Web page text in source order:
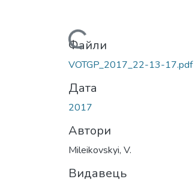
Вантажиться...
Файли
VOTGP_2017_22-13-17.pdf
Дата
2017
Автори
Mileikovskyi, V.
Видавець